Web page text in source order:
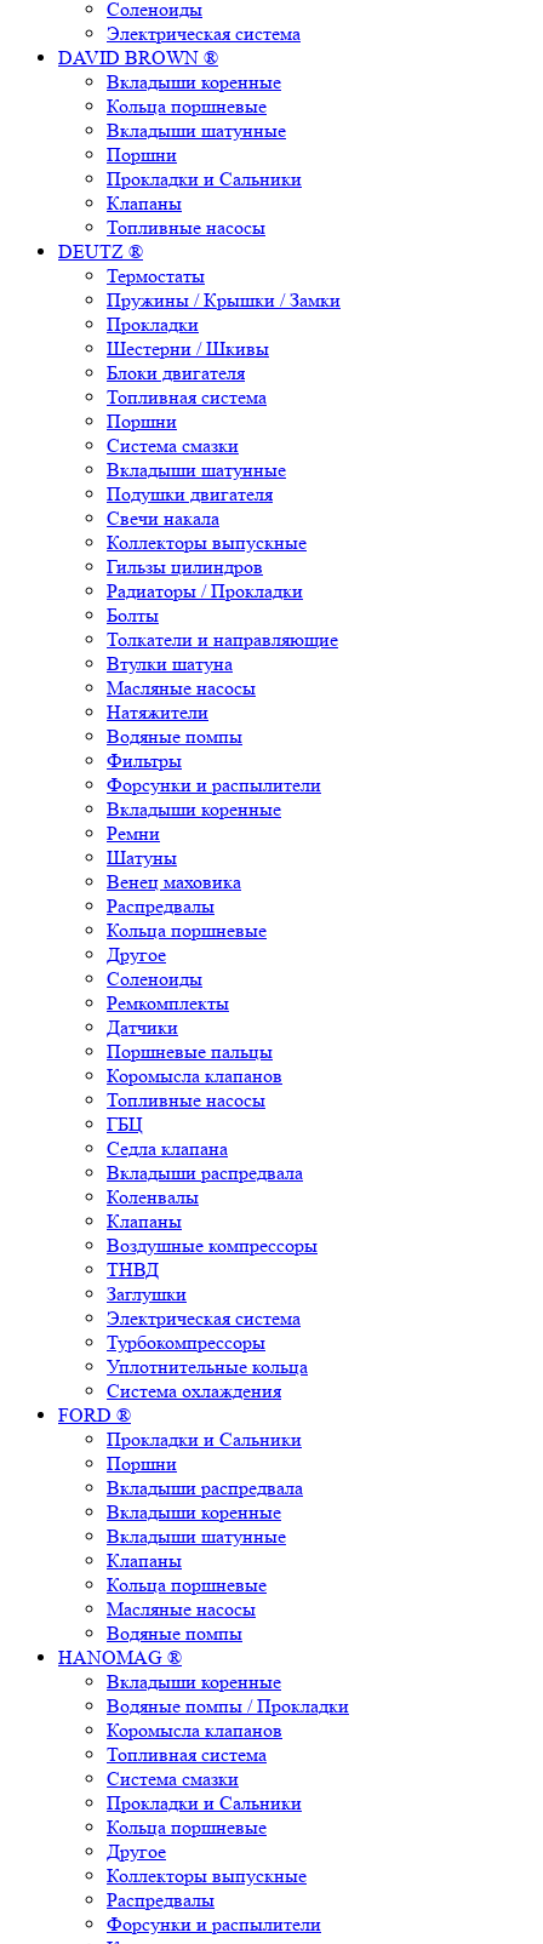
Соленоиды
Электрическая система
DAVID BROWN ®
Вкладыши коренные
Кольца поршневые
Вкладыши шатунные
Поршни
Прокладки и Сальники
Клапаны
Топливные насосы
DEUTZ ®
Термостаты
Пружины / Крышки / Замки
Прокладки
Шестерни / Шкивы
Блоки двигателя
Топливная система
Поршни
Система смазки
Вкладыши шатунные
Подушки двигателя
Свечи накала
Коллекторы выпускные
Гильзы цилиндров
Радиаторы / Прокладки
Болты
Толкатели и направляющие
Втулки шатуна
Масляные насосы
Натяжители
Водяные помпы
Фильтры
Форсунки и распылители
Вкладыши коренные
Ремни
Шатуны
Венец маховика
Распредвалы
Кольца поршневые
Другое
Соленоиды
Ремкомплекты
Датчики
Поршневые пальцы
Коромысла клапанов
Топливные насосы
ГБЦ
Седла клапана
Вкладыши распредвала
Коленвалы
Клапаны
Воздушные компрессоры
ТНВД
Заглушки
Электрическая система
Турбокомпрессоры
Уплотнительные кольца
Система охлаждения
FORD ®
Прокладки и Сальники
Поршни
Вкладыши распредвала
Вкладыши коренные
Вкладыши шатунные
Клапаны
Кольца поршневые
Масляные насосы
Водяные помпы
HANOMAG ®
Вкладыши коренные
Водяные помпы / Прокладки
Коромысла клапанов
Топливная система
Система смазки
Прокладки и Сальники
Кольца поршневые
Другое
Коллекторы выпускные
Распредвалы
Форсунки и распылители